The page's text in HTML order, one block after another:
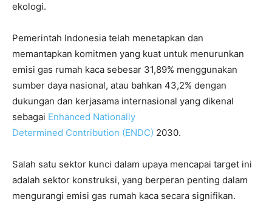
ekologi.
Pemerintah Indonesia telah menetapkan dan
memantapkan komitmen yang kuat untuk menurunkan
emisi gas rumah kaca sebesar 31,89% menggunakan
sumber daya nasional, atau bahkan 43,2% dengan
dukungan dan kerjasama internasional yang dikenal
sebagai Enhanced Nationally
Determined Contribution (ENDC) 2030.
Salah satu sektor kunci dalam upaya mencapai target ini
adalah sektor konstruksi, yang berperan penting dalam
mengurangi emisi gas rumah kaca secara signifikan.